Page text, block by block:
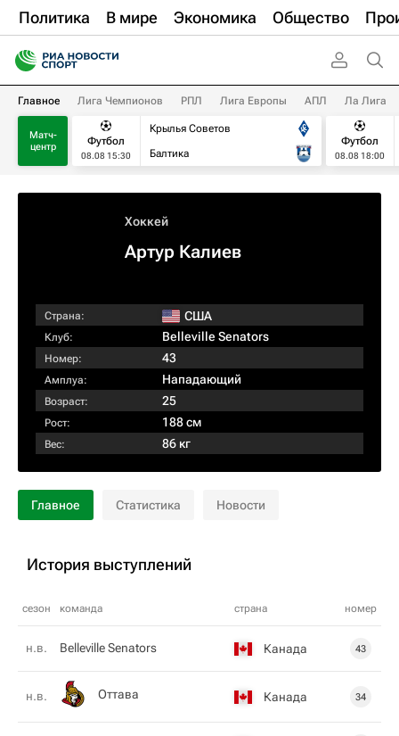
Политика В мире Экономика Общество
Главное Лига Чемпионов РПЛ Лига Европы АПЛ Ла Лига
Матч-
центр
Футбол
08.08 15:30
Крылья Советов
Балтика
Футбол
08.08 18:00
Хоккей
Артур Калиев
Страна: США
Клуб: Belleville Senators
Номер: 43
Амплуа: Нападающий
Возраст: 25
Рост: 188 см
Вес: 86 кг
Главное Статистика Новости
История выступлений
сезон команда страна номер
н.в. Belleville Senators Канада 43
н.в. Оттава Канада 34